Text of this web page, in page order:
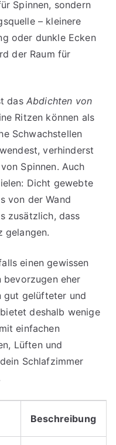
Spinnen, sondern
– kleinere
oder dunkle Ecken
der Raum für
das Abdichten von
Ritzen können als
Schwachstellen
verhinderst
Spinnen. Auch
Dicht gewebte
von der Wand
zusätzlich, dass
gelangen.
einen gewissen
bevorzugen eher
gut gelüfteter und
deshalb wenige
einfachen
Lüften und
Schlafzimmer
Beschreibung